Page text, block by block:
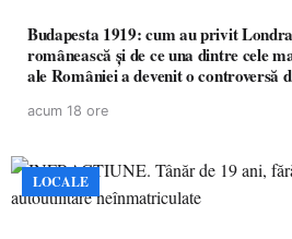
Budapesta 1919: cum au privit
românească și de ce una dintre cele
ale României a devenit o controversă
acum 18 ore
LOCALE